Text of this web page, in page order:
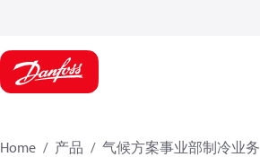
Home 产品 气候方案事业部制冷业务